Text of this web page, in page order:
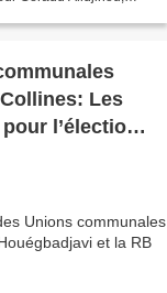
Les
l’élection